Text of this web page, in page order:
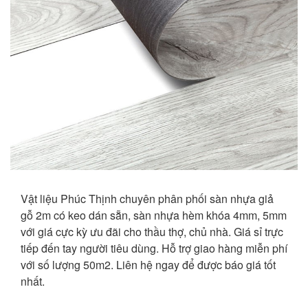
Vật liệu Phúc Thịnh chuyên phân phối sàn nhựa giả
gỗ 2m có keo dán sẵn, sàn nhựa hèm khóa 4mm, 5mm
với giá cực kỳ ưu đãi cho thầu thợ, chủ nhà. Giá sỉ trực
tiếp đến tay người tiêu dùng. Hỗ trợ giao hàng miễn phí
với số lượng 50m2. Liên hệ ngay để được báo giá tốt
nhất.